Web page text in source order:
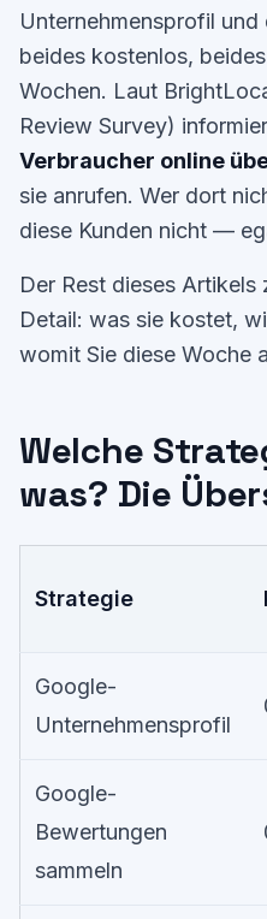
Unternehmensprofil
beides kostenlos,
Wochen. Laut
Review Survey)
Verbraucher online
sie anrufen. Wer dort
diese Kunden nicht —
Der Rest dieses Artikels
Detail: was sie kostet,
womit Sie diese Woche
Welche
was? Die
Strategie
Google-
Unternehmensprofil
Google-
Bewertungen
sammeln